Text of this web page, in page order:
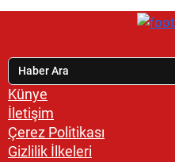
Künye
İletişim
Çerez Politikası
Gizlilik İlkeleri